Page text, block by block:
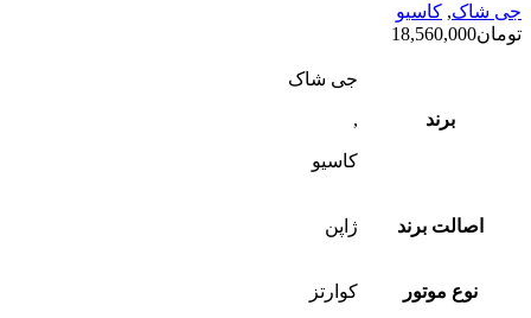
جی شاک, کاسیو
تومان18,560,000
برند
جی شاک
,
کاسیو
اصالت برند ژاپن
نوع موتور کوارتز